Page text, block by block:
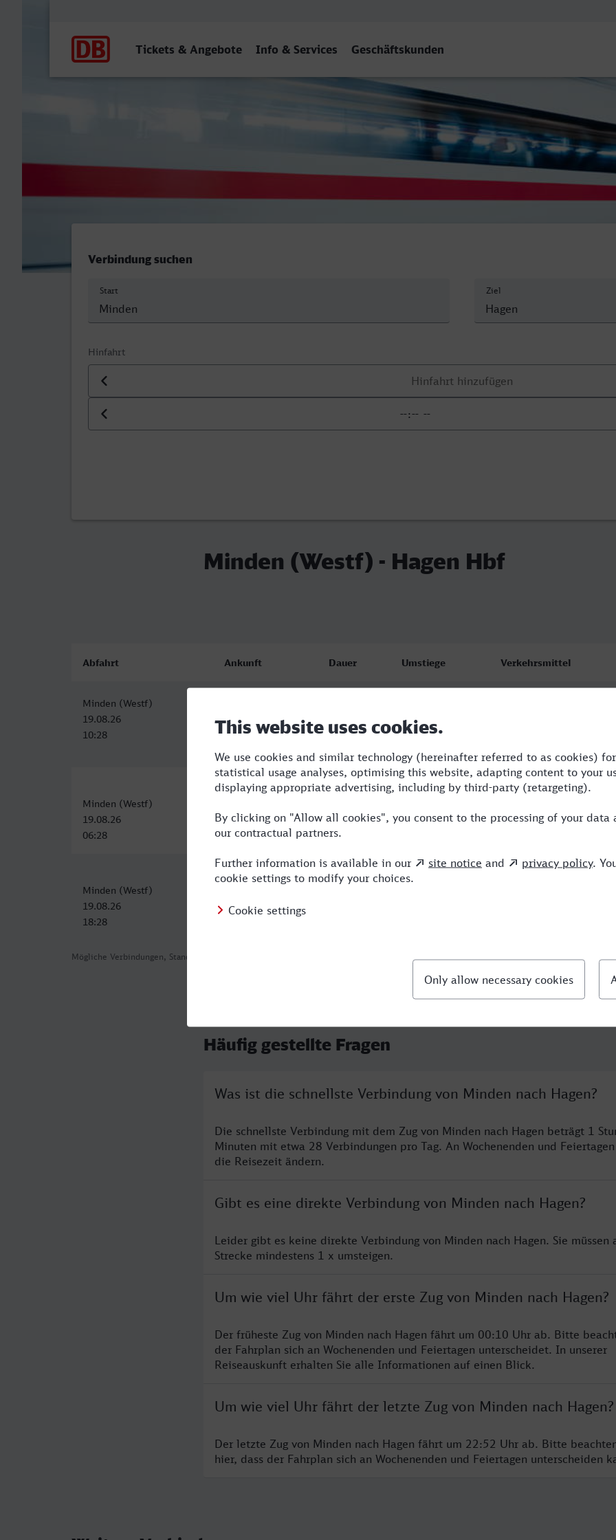
Tickets & Angebote Info & Services Geschäftskunden
Minden (Westf) - Hagen Hbf
Verbindung suchen
Start Ziel
Hinfahrt
Datum der Hinfahrt
Uhrzeit der Hinfahrt
Minden (Westf) - Hagen Hbf
Mögliche Verbindungen, Stand: 2026-08-05 10:37
Abfahrt Ankunft Dauer Umstiege Verkehrsmittel
Minden (Westf)
19.08.26
10:28
19.08.26
12:19
Minden (Westf)
19.08.26
06:28
19.08.26
08:38
Minden (Westf)
19.08.26
18:28
19.08.26
Häufig gestellte Fragen
Was ist die schnellste Verbindung von Minden nach Hagen?
Die schnellste Verbindung mit dem Zug von Minden nach Hagen beträgt 1
Minuten mit etwa 28 Verbindungen pro Tag. An Wochenenden und
die Reisezeit ändern.
Gibt es eine direkte Verbindung von Minden nach Hagen?
Leider gibt es keine direkte Verbindung von Minden nach Hagen. Sie müssen
Strecke mindestens 1 x umsteigen.
Um wie viel Uhr fährt der erste Zug von Minden nach Hagen?
Der früheste Zug von Minden nach Hagen fährt um 00:10 Uhr ab. Bitte
der Fahrplan sich an Wochenenden und Feiertagen unterscheidet. In unserer
Reiseauskunft erhalten Sie alle Informationen auf einen Blick.
Um wie viel Uhr fährt der letzte Zug von Minden nach Hagen?
Der letzte Zug von Minden nach Hagen fährt um 22:52 Uhr ab. Bitte
hier, dass der Fahrplan sich an Wochenenden und Feiertagen unterscheiden